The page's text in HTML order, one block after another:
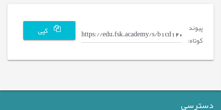
پیوند
کوتاه:
کپی
دسترسی